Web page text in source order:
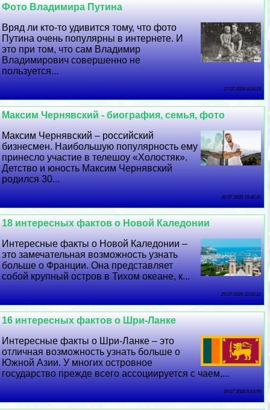
Фото Владимира Путина
Вряд ли кто-то удивится тому, что фото
Путина очень популярны в интернете. И
это при том, что сам Владимир
Владимирович совершенно не
пользуется...
27 07 2026 8:24:18
Максим Чернявский - биография, семья, фото
Максим Чернявский – российский
бизнесмен. Наибольшую популярность ему
принесло участие в телешоу «Холостяк».
Детство и юность Максим Чернявский
родился 30...
26 07 2026 16:42:31
18 интересных фактов о Новой Каледонии
Интересные факты о Новой Каледонии –
это замечательная возможность узнать
больше о Франции. Она представляет
собой крупный остров в Тихом океане, к...
25 07 2026 10:22:12
16 интересных фактов о Шри-Ланке
Интересные факты о Шри-Ланке – это
отличная возможность узнать больше о
Южной Азии. У многих островное
государство прежде всего ассоциируется с чаем,...
24 07 2026 6:53:59